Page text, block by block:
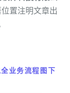
置注明文章出
业务流程图下